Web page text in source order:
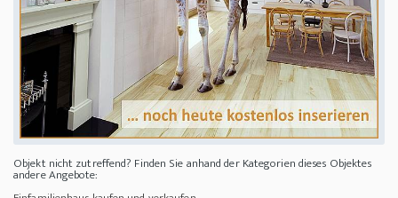
Objekt nicht zutreffend? Finden Sie anhand der Kategorien dieses Objektes
andere Angebote: